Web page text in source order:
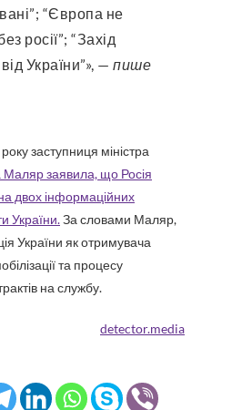
“Європа не
росії”; “Захід
України”», — пише
заступниця міністра
Маляр заявила, що Росія
двох інформаційних
України.За словами Маляр,
України як отримувача
та процесу
на службу.
detector.media